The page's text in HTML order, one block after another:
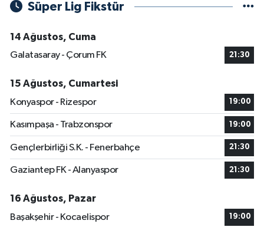
Süper Lig Fikstür
14 Ağustos, Cuma
Galatasaray - Çorum FK
21:30
15 Ağustos, Cumartesi
Konyaspor - Rizespor
19:00
Kasımpaşa - Trabzonspor 19:00
Gençlerbirliği S.K. - Fenerbahçe 21:30
Gaziantep FK - Alanyaspor 21:30
16 Ağustos, Pazar
Başakşehir - Kocaelispor
19:00